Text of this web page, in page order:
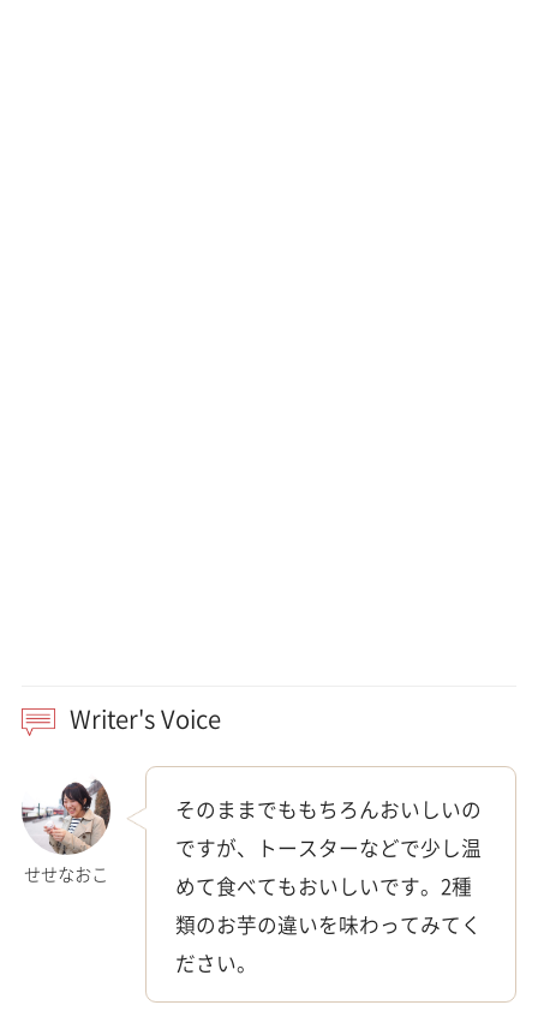
Writer's Voice
せせなおこ
そのままでももちろんおいしいの
ですが、トースターなどで少し温
めて食べてもおいしいです。2種
類のお芋の違いを味わってみてく
ださい。